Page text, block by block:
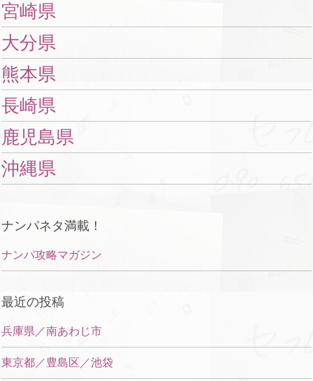
宮崎県
大分県
熊本県
長崎県
鹿児島県
沖縄県
ナンパネタ満載！
ナンパ攻略マガジン
最近の投稿
兵庫県／南あわじ市
東京都／豊島区／池袋